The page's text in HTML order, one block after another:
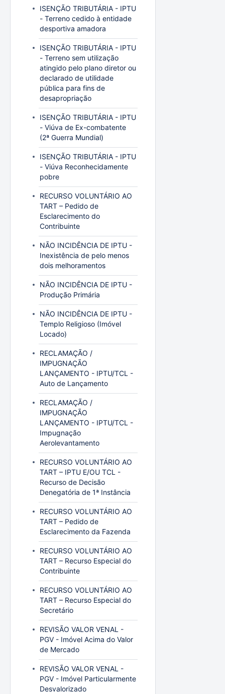
ISENÇÃO TRIBUTÁRIA - IPTU
- Terreno cedido à entidade
desportiva amadora
ISENÇÃO TRIBUTÁRIA - IPTU
- Terreno sem utilização
atingido pelo plano diretor ou
declarado de utilidade
pública para fins de
desapropriação
ISENÇÃO TRIBUTÁRIA - IPTU
- Viúva de Ex-combatente
(2ª Guerra Mundial)
ISENÇÃO TRIBUTÁRIA - IPTU
- Viúva Reconhecidamente
pobre
RECURSO VOLUNTÁRIO AO
TART – Pedido de
Esclarecimento do
Contribuinte
NÃO INCIDÊNCIA DE IPTU -
Inexistência de pelo menos
dois melhoramentos
NÃO INCIDÊNCIA DE IPTU -
Produção Primária
NÃO INCIDÊNCIA DE IPTU -
Templo Religioso (Imóvel
Locado)
RECLAMAÇÃO /
IMPUGNAÇÃO
LANÇAMENTO - IPTU/TCL -
Auto de Lançamento
RECLAMAÇÃO /
IMPUGNAÇÃO
LANÇAMENTO - IPTU/TCL -
Impugnação
Aerolevantamento
RECURSO VOLUNTÁRIO AO
TART – IPTU E/OU TCL -
Recurso de Decisão
Denegatória de 1ª Instância
RECURSO VOLUNTÁRIO AO
TART – Pedido de
Esclarecimento da Fazenda
RECURSO VOLUNTÁRIO AO
TART – Recurso Especial do
Contribuinte
RECURSO VOLUNTÁRIO AO
TART – Recurso Especial do
Secretário
REVISÃO VALOR VENAL -
PGV - Imóvel Acima do Valor
de Mercado
REVISÃO VALOR VENAL -
PGV - Imóvel Particularmente
Desvalorizado